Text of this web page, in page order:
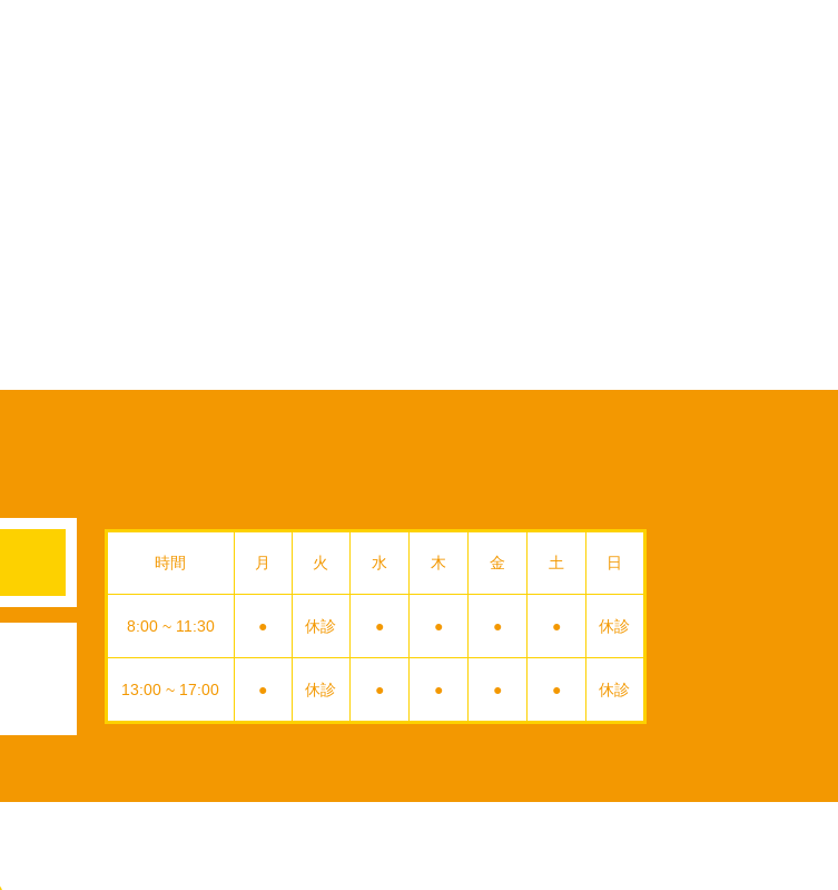
時間 月 火 水 木 金 土 日
8:00 ~ 11:30 ● 休診 ● ● ● ● 休診
13:00 ~ 17:00 ● 休診 ● ● ● ● 休診